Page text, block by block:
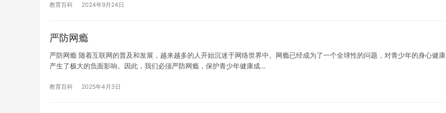
教育百科 2024年9月24日
严防网瘾
严防网瘾 随着互联网的普及和发展，越来越多的人开始沉迷于网络世界中。网瘾已经成为了一个全球性的问题，对青少年的身心健康
产生了极大的负面影响。因此，我们必须严防网瘾，保护青少年健康成…
教育百科 2025年4月3日